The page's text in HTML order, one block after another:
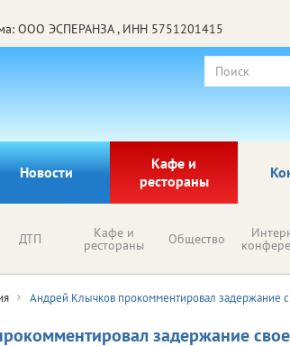
ООО ЭСПЕРАНЗА , ИНН 5751201415
Новости
Кафе и
рестораны
ДТП Кафе и
рестораны Общество
Андрей Клычков прокомментировал задержание
задержание